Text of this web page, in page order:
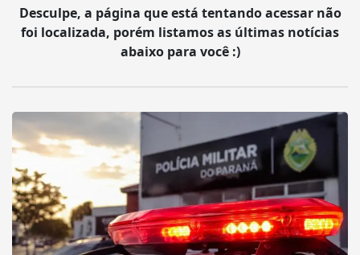
Desculpe, a página que está tentando acessar não
foi localizada, porém listamos as últimas notícias
abaixo para você :)